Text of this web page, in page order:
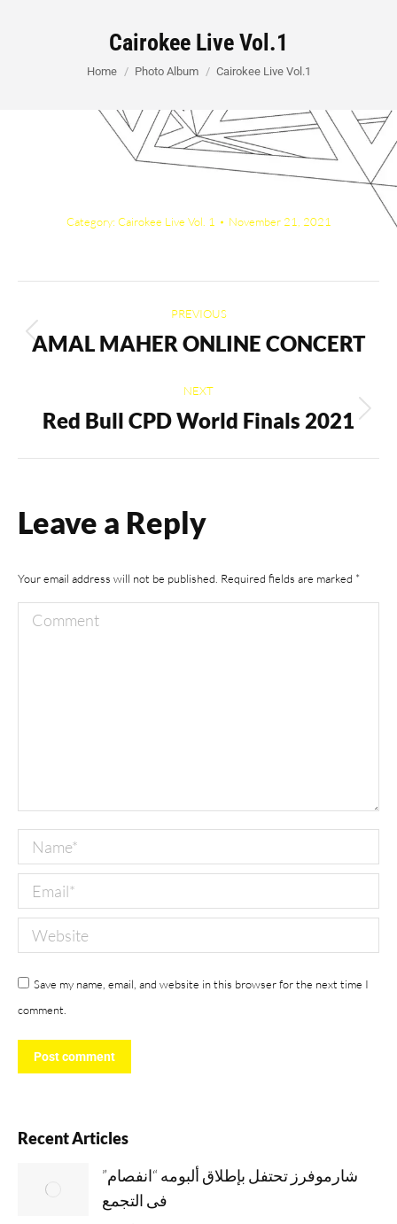
Cairokee Live Vol.1
You are here:
Home Photo Album Cairokee Live Vol.1
Category: Cairokee Live Vol. 1 November 21, 2021
navigation
PREVIOUS
Previous
AMAL MAHER ONLINE CONCERT
NEXT
Next
Red Bull CPD World Finals 2021
Leave a Reply
Your email address will not be published. Required fields are marked *
Comment
Name *
Email *
Website
Save my name, email, and website in this browser for the next time I
comment.
Post comment
Recent Articles
شارموفرز تحتفل بإطلاق ألبومه “انفصام”
فى التجمع